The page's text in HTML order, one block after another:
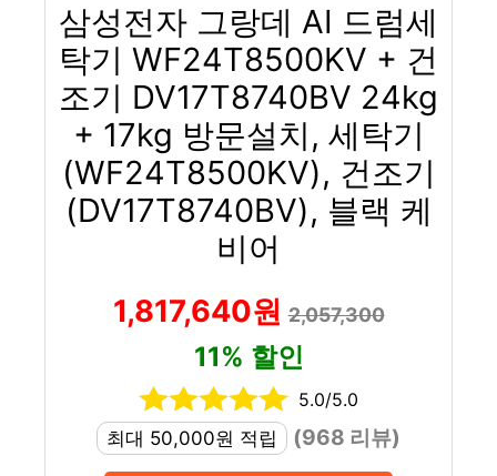
삼성전자 그랑데 AI 드럼세
탁기 WF24T8500KV + 건
조기 DV17T8740BV 24kg
+ 17kg 방문설치, 세탁기
(WF24T8500KV), 건조기
(DV17T8740BV), 블랙 케
비어
1,817,640원2,057,300
11% 할인
5.0/5.0
최대 50,000원 적립
(968 리뷰)